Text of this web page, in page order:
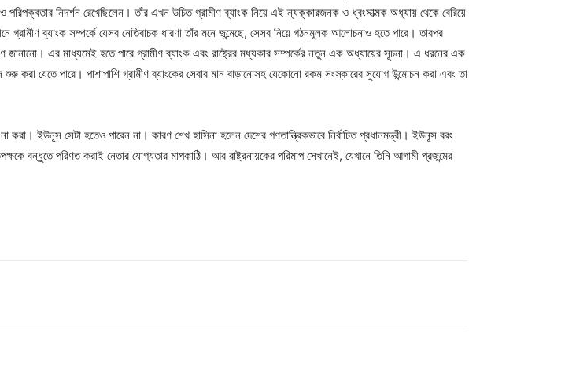
পরিপক্বতার নিদর্শন রেখেছিলেন। তাঁর এখন উচিত গ্রামীণ ব্যাংক নিয়ে এই ন্যক্কারজনক ও ধ্বংসাত্মক অধ্যায় থেকে বেরিয়ে
গ্রামীণ ব্যাংক সম্পর্কে যেসব নেতিবাচক ধারণা তাঁর মনে জন্মেছে, সেসব নিয়ে গঠনমূলক আলোচনাও হতে পারে। তারপর
জানানো। এর মাধ্যমেই হতে পারে গ্রামীণ ব্যাংক এবং রাষ্ট্রের মধ্যকার সম্পর্কের নতুন এক অধ্যায়ের সূচনা। এ ধরনের এক
করা যেতে পারে। পাশাপাশি গ্রামীণ ব্যাংকের সেবার মান বাড়ানোসহ যেকোনো রকম সংস্কারের সুযোগ উন্মোচন করা এবং তা
ইউনূস সেটা হতেও পারেন না। কারণ শেখ হাসিনা হলেন দেশের গণতান্ত্রিকভাবে নির্বাচিত প্রধানমন্ত্রী। ইউনূস বরং
বন্ধুতে পরিণত করাই নেতার যোগ্যতার মাপকাঠি। আর রাষ্ট্রনায়কের পরিমাপ সেখানেই, যেখানে তিনি আগামী প্রজন্মের